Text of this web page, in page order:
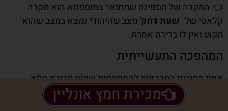
👈 המקרה של הספינה שמתואר בתוספתא הוא מקרה
קלאסי של 'שעת דחק' מצב שהיהודי נמצא במצב שהוא
תקוע ואין לו ברירה אחרת.
המהפכה התעשייתית
אחת הסיבות המרכזיות להתפתחות שיטת מכירת חמץ'
ותהליך קביעתה כהליך בלתי נפרד מההכנות לחג הפסח הוא
בעקבות תהליכי התיעוש והייצור המאסיביים שהביאה
מכירת חמץ אונליין